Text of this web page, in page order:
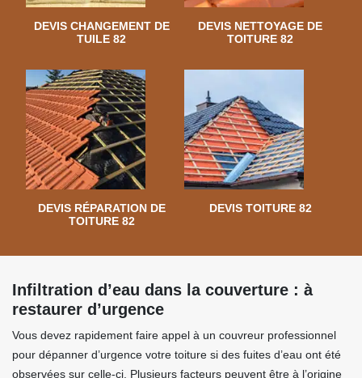
DEVIS CHANGEMENT DE
TUILE 82
DEVIS NETTOYAGE DE
TOITURE 82
DEVIS RÉPARATION DE
TOITURE 82
DEVIS TOITURE 82
Infiltration d’eau dans la couverture : à
restaurer d’urgence
Vous devez rapidement faire appel à un couvreur professionnel
pour dépanner d’urgence votre toiture si des fuites d’eau ont été
observées sur celle-ci. Plusieurs facteurs peuvent être à l’origine